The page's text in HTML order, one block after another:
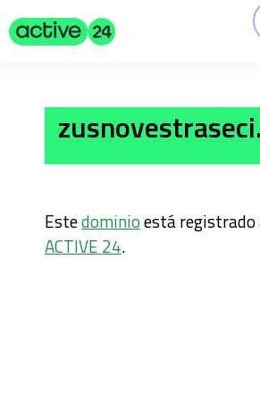
Estedominioestá registrado
ACTIVE 24.